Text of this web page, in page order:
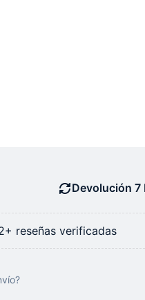
Devolución 7
reseñas verificadas